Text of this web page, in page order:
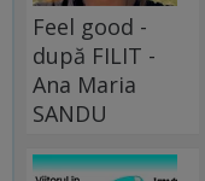
Feel good -
după FILIT -
Ana Maria
SANDU